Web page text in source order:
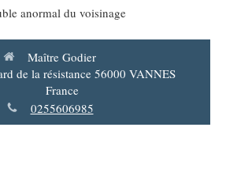
anormal du voisinage
Maître Godier
de la résistance 56000 VANNES
France
0255606985